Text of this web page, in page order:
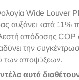
Wide Louver
αυξάνει κατά 11%
απόδοσης COP
την
των αποψύξεων.
αυτά